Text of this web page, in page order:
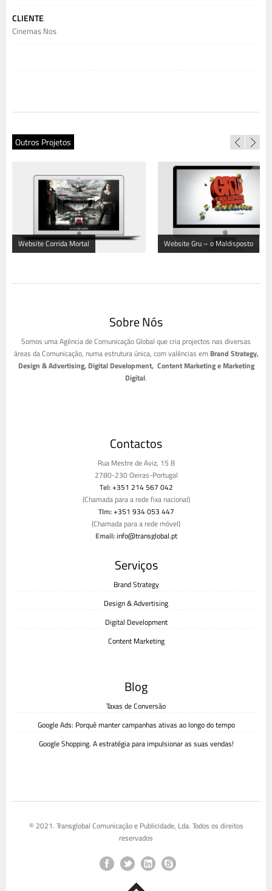
CLIENTE
Cinemas Nos
Outros Projetos
Website Corrida Mortal Website Gru – o Maldisposto
Sobre Nós
Somos uma Agência de Comunicação Global que cria projectos nas diversas
áreas da Comunicação, numa estrutura única, com valências em Brand Strategy,
Design & Advertising, Digital Development, Content Marketing e Marketing
Digital.
Contactos
Rua Mestre de Aviz, 15 B
2780-230 Oeiras-Portugal
Tel:+351 214 567 042
(Chamada para a rede fixa nacional)
Tlm:+351 934 053 447
(Chamada para a rede móvel)
Email:info@transglobal.pt
Serviços
Brand Strategy
Design & Advertising
Digital Development
Content Marketing
Blog
Taxas de Conversão
Google Ads: Porquê manter campanhas ativas ao longo do tempo
Google Shopping. A estratégia para impulsionar as suas vendas!
© 2021. Transglobal Comunicação e Publicidade, Lda. Todos os direitos
reservados